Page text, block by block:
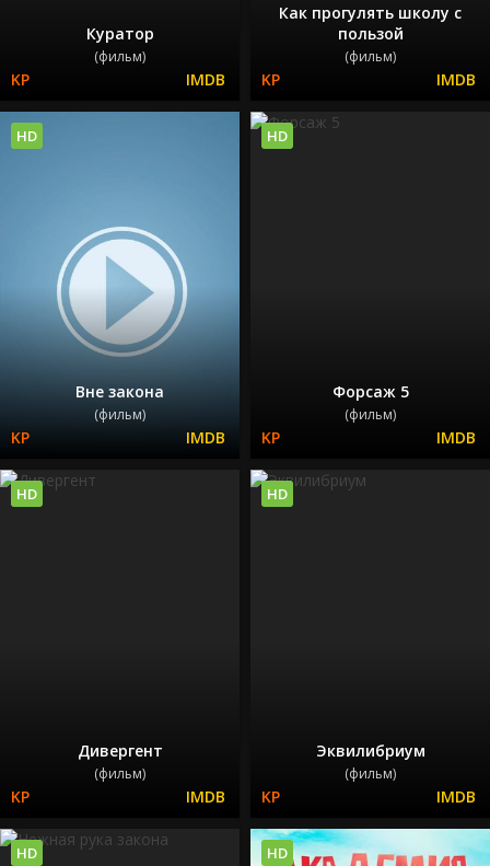
Куратор
(фильм)
Как прогулять школу с
пользой
(фильм)
Вне закона
(фильм)
HD
Форсаж 5
(фильм)
HD
Дивергент
(фильм)
HD
Эквилибриум
(фильм)
HD
HD HD